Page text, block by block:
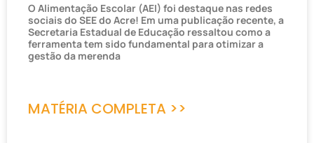
O Alimentação Escolar (AEI) foi destaque nas redes
sociais do SEE do Acre! Em uma publicação recente, a
Secretaria Estadual de Educação ressaltou como a
ferramenta tem sido fundamental para otimizar a
gestão da merenda
MATÉRIA COMPLETA >>